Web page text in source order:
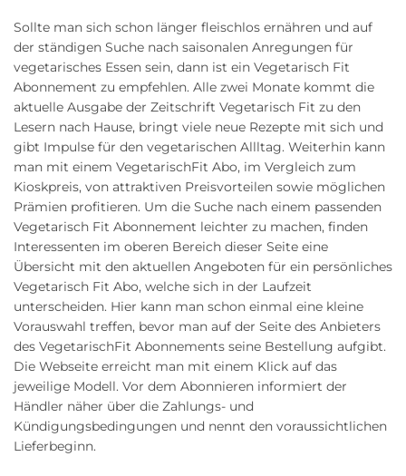
Sollte man sich schon länger fleischlos ernähren und auf
der ständigen Suche nach saisonalen Anregungen für
vegetarisches Essen sein, dann ist ein Vegetarisch Fit
Abonnement zu empfehlen. Alle zwei Monate kommt die
aktuelle Ausgabe der Zeitschrift Vegetarisch Fit zu den
Lesern nach Hause, bringt viele neue Rezepte mit sich und
gibt Impulse für den vegetarischen Allltag. Weiterhin kann
man mit einem VegetarischFit Abo, im Vergleich zum
Kioskpreis, von attraktiven Preisvorteilen sowie möglichen
Prämien profitieren. Um die Suche nach einem passenden
Vegetarisch Fit Abonnement leichter zu machen, finden
Interessenten im oberen Bereich dieser Seite eine
Übersicht mit den aktuellen Angeboten für ein persönliches
Vegetarisch Fit Abo, welche sich in der Laufzeit
unterscheiden. Hier kann man schon einmal eine kleine
Vorauswahl treffen, bevor man auf der Seite des Anbieters
des VegetarischFit Abonnements seine Bestellung aufgibt.
Die Webseite erreicht man mit einem Klick auf das
jeweilige Modell. Vor dem Abonnieren informiert der
Händler näher über die Zahlungs- und
Kündigungsbedingungen und nennt den voraussichtlichen
Lieferbeginn.